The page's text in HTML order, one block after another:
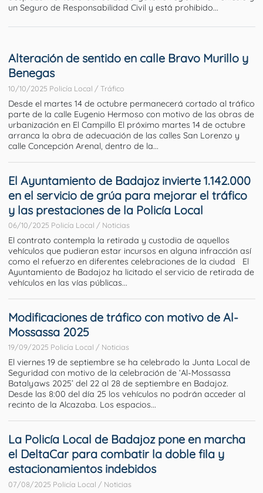
un Seguro de Responsabilidad Civil y está prohibido...
Alteración de sentido en calle Bravo Murillo y
Benegas
10/10/2025 Policía Local / Tráfico
Desde el martes 14 de octubre permanecerá cortado al tráfico
parte de la calle Eugenio Hermoso con motivo de las obras de
urbanización en El Campillo El próximo martes 14 de octubre
arranca la obra de adecuación de las calles San Lorenzo y
calle Concepción Arenal, dentro de la...
El Ayuntamiento de Badajoz invierte 1.142.000
en el servicio de grúa para mejorar el tráfico
y las prestaciones de la Policía Local
06/10/2025 Policía Local / Noticias
El contrato contempla la retirada y custodia de aquellos
vehículos que pudieran estar incursos en alguna infracción así
como el refuerzo en diferentes celebraciones de la ciudad El
Ayuntamiento de Badajoz ha licitado el servicio de retirada de
vehículos en las vías públicas...
Modificaciones de tráfico con motivo de Al-
Mossassa 2025
19/09/2025 Policía Local / Noticias
El viernes 19 de septiembre se ha celebrado la Junta Local de
Seguridad con motivo de la celebración de ‘Al-Mossassa
Batalyaws 2025’ del 22 al 28 de septiembre en Badajoz.
Desde las 8:00 del día 25 los vehículos no podrán acceder al
recinto de la Alcazaba. Los espacios...
La Policía Local de Badajoz pone en marcha
el DeltaCar para combatir la doble fila y
estacionamientos indebidos
07/08/2025 Policía Local / Noticias